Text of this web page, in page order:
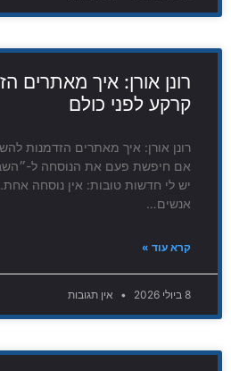
רונן אורן: איך מאתרים
קרקע לפני כולם
רונן אורן: איך מאתרים הזדמנות
אם חיפשת פעם את הנוסחה ל-
יש לי חדשות טובות: אין נוסחה
אנשים…
קרא עוד »
8 ביולי 2026 אין תגובות